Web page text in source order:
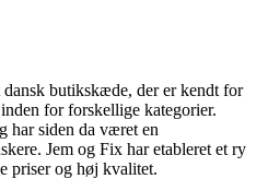
butikskæde, der er kendt for
for forskellige kategorier.
har siden da været en
Jem og Fix har etableret et ry
priser og høj kvalitet.